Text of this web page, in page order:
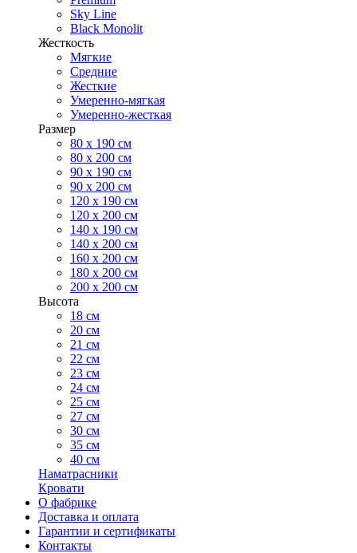
Sky Line
Black Monolit
Жесткость
Мягкие
Средние
Жесткие
Умеренно-мягкая
Умеренно-жесткая
Размер
80 х 190 см
80 х 200 см
90 х 190 см
90 х 200 см
120 х 190 см
120 х 200 см
140 х 190 см
140 х 200 см
160 х 200 см
180 х 200 см
200 х 200 см
Высота
18 см
20 см
21 см
22 см
23 см
24 см
25 см
27 см
30 см
35 см
40 см
Наматрасники
Кровати
О фабрике
Доставка и оплата
Гарантии и сертификаты
Контакты